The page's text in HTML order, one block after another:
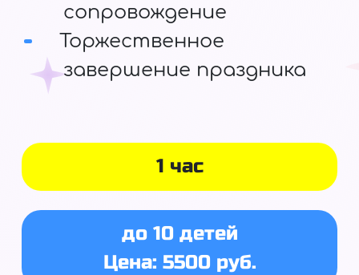
1 час
до 10 детей
Цена: 5500 руб.
сопровождение
Торжественное
завершение праздника